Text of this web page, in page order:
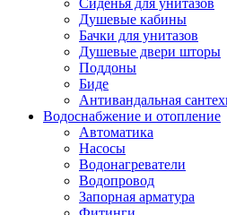
Сиденья для унитазов
Душевые кабины
Бачки для унитазов
Душевые двери шторы
Поддоны
Биде
Антивандальная
Водоснабжение и отопление
Автоматика
Насосы
Водонагреватели
Водопровод
Запорная арматура